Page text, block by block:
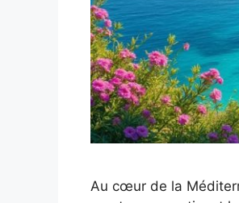
Au cœur de la